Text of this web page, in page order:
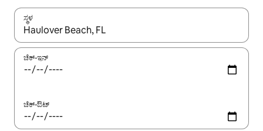
ಸ್ಥಳ
ಫಲಿತಾಂಶಗಳು ಲಭ್ಯವಿರುವಾಗ, ಅಪ್ ಮತ್ತು ಡೌನ್ ಬಾಣದ ಕೀಲಿಗಳೊಂದಿಗೆ
ಚೆಕ್-ಇನ್
ಚೆಕ್-ಔಟ್